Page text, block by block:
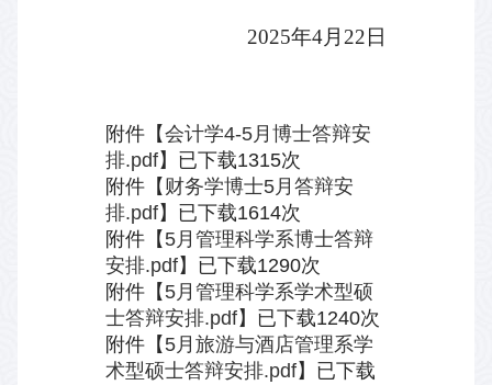
2025年4月 22 日
附件【会计学4-5月博士答辩安
排.pdf】已下载1315次
附件【 财务学博士5月答辩安
排.pdf】已下载1614次
附件【 5月管理科学系博士答辩
安排.pdf】已下载1290次
附件【 5月管理科学系学术型硕
士答辩安排.pdf】已下载1240次
附件【 5月旅游与酒店管理系学
术型硕士答辩安排.pdf】已下载